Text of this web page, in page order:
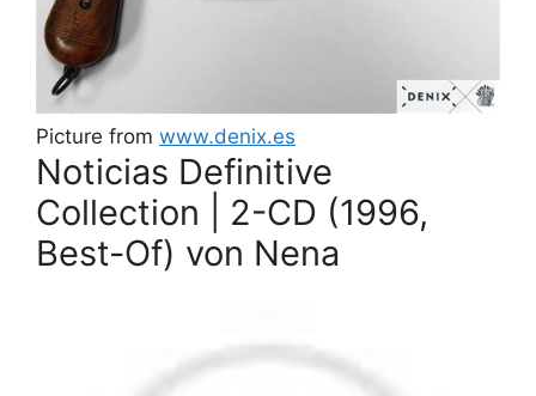
Picture from www.denix.es
Noticias Definitive
Collection | 2-CD (1996,
Best-Of) von Nena